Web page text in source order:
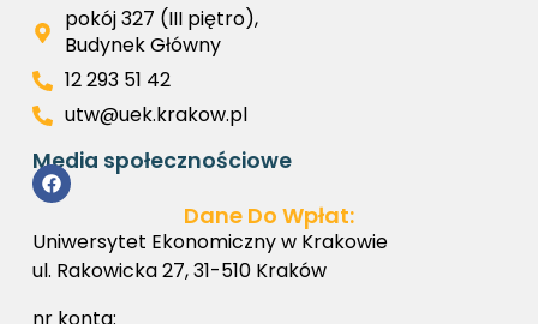
pokój 327 (III piętro),
Budynek Główny
12 293 51 42
utw@uek.krakow.pl
Media społecznościowe
Dane Do Wpłat:
Uniwersytet Ekonomiczny w Krakowie
ul. Rakowicka 27, 31-510 Kraków